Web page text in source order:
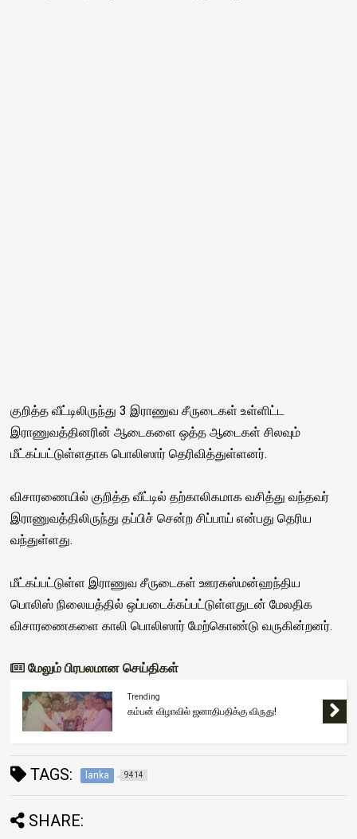
குறித்த வீட்டிலிருந்து 3 இராணுவ சீருடைகள் உள்ளிட்ட
இராணுவத்தினரின் ஆடைகளை ஒத்த ஆடைகள் சிலவும்
மீட்கப்பட்டுள்ளதாக பொலிஸார் தெரிவித்துள்ளனர்.
விசாரணையில் குறித்த வீட்டில் தற்காலிகமாக வசித்து வந்தவர்
இராணுவத்திலிருந்து தப்பிச் சென்ற சிப்பாய் என்பது தெரிய
வந்துள்ளது.
மீட்கப்பட்டுள்ள இராணுவ சீருடைகள் ஊரகஸ்மன்ஹந்திய
பொலிஸ் நிலையத்தில் ஒப்படைக்கப்பட்டுள்ளதுடன் மேலதிக
விசாரணைகளை காலி பொலிஸார் மேற்கொண்டு வருகின்றனர்.
மேலும் பிரபலமான செய்திகள்
Trending
கம்பன் விழாவில் ஜனாதிபதிக்கு விருது!
TAGS: lanka 9414
SHARE: